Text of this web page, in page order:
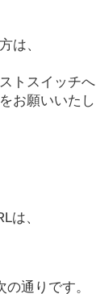
は、
トスイッチへ
お願いいたし
は、
通りです。